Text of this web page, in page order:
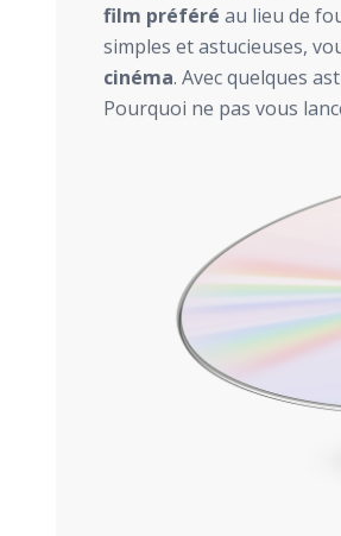
film préféré au lieu de
simples et astucieuses,
cinéma. Avec quelques
Pourquoi ne pas vous